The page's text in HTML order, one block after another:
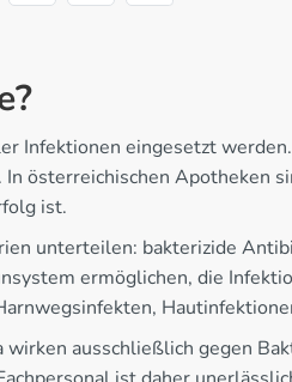
Infektionen eingesetzt
österreichischen Apotheken
ist.
unterteilen: bakterizide
ermöglichen, die
ausschließlich gegen